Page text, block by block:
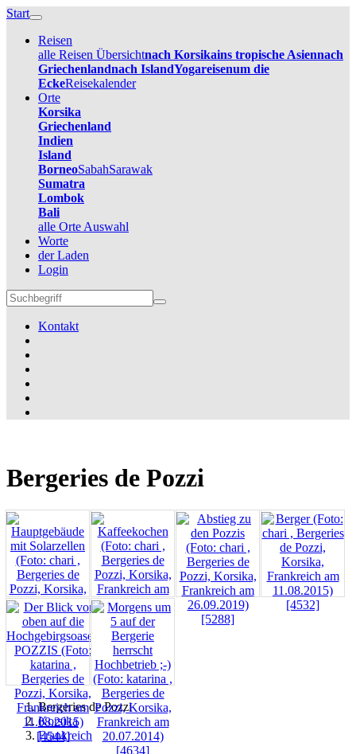
Start
Reisen
alle Reisen Übersichtnach Korsikains tropische Asiennach
Griechenlandnach IslandYogareisenum die
EckeReisekalender
Orte
Korsika
Griechenland
Indien
Island
BorneoSabahSarawak
Sumatra
Lombok
Bali
alle Orte Auswahl
Worte
der Laden
Login
Kontakt
Bergeries de Pozzi
Bergeries de Pozzi
Korsika
Frankreich